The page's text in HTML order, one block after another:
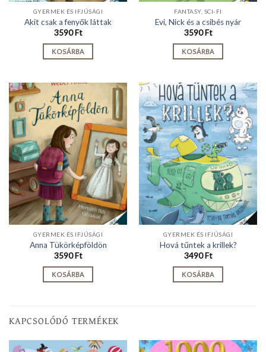
GYERMEK ÉS IFJÚSÁGI
Akit csak a fenyők láttak
3590Ft
KOSÁRBA
FANTASY, SCI-FI
Evi, Nick és a csibés nyár
3590Ft
KOSÁRBA
GYERMEK ÉS IFJÚSÁGI
Anna Tükörképföldön
3590Ft
KOSÁRBA
GYERMEK ÉS IFJÚSÁGI
Hová tűntek a krillek?
3490Ft
KOSÁRBA
KAPCSOLÓDÓ TERMÉKEK